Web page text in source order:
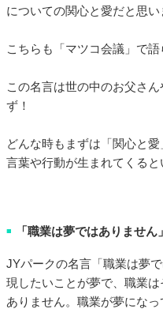
についての関心と愛だと思い
こちらも「マツコ会議」で語
この名言は世の中のお父さ
ず！
どんな時もまずは「関心と
言葉や行動が生まれてくると
■ 「職業は夢ではありません」
JYパークの名言「職業は夢
現したいことが夢で、職業
ありません。職業が夢にな